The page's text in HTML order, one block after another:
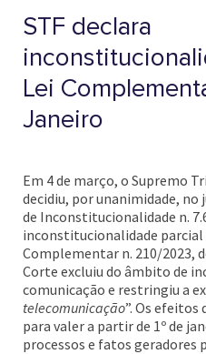
STF declara
Lei
Janeiro
Em 4 de março, o Supremo
decidiu, por unanimidade,
de Inconstitucionalidade n.
inconstitucionalidade parcial
Complementar n. 210/2023,
Corte excluiu do âmbito de
comunicação e restringiu a
telecomunicação”. Os efeitos
para valer a partir de 1º de
processos e fatos geradores